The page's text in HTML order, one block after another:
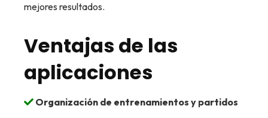
mejores resultados.
Ventajas de las
aplicaciones
Organización de entrenamientos y partidos